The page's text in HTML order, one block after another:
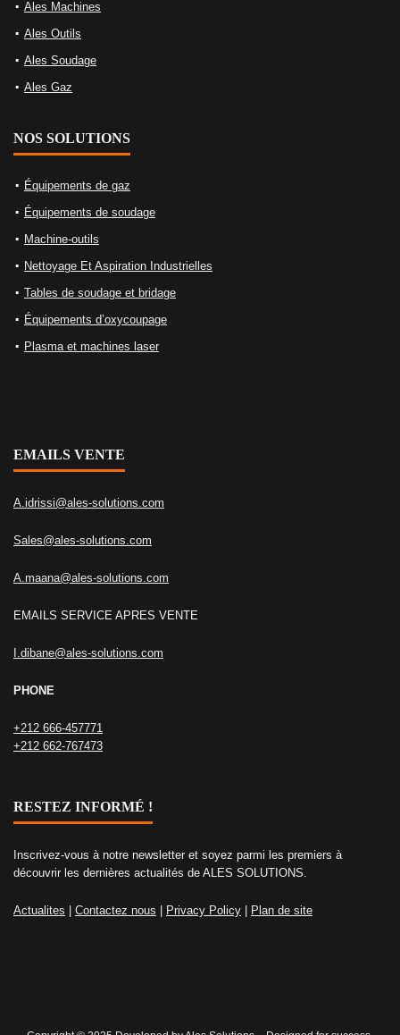
Ales Machines
Ales Outils
Ales Soudage
Ales Gaz
NOS SOLUTIONS
Équipements de gaz
Équipements de soudage
Machine-outils
Nettoyage Et Aspiration Industrielles
Tables de soudage et bridage
Équipements d’oxycoupage
Plasma et machines laser
EMAILS VENTE
A.idrissi@ales-solutions.com
Sales@ales-solutions.com
A.maana@ales-solutions.com
EMAILS SERVICE APRES VENTE
I.dibane@ales-solutions.com
PHONE
+212 666-457771
+212 662-767473
RESTEZ INFORMÉ !
Inscrivez-vous à notre newsletter et soyez parmi les premiers à
découvrir les dernières actualités de ALES SOLUTIONS.
Actualites Contactez nous Privacy Policy Plan de site